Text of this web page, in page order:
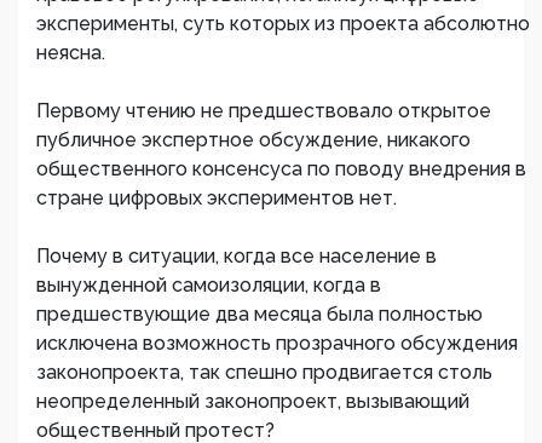
эксперименты, суть которых из проекта абсолютно
неясна.
Первому чтению не предшествовало открытое
публичное экспертное обсуждение, никакого
общественного консенсуса по поводу внедрения в
стране цифровых экспериментов нет.
Почему в ситуации, когда все население в
вынужденной самоизоляции, когда в
предшествующие два месяца была полностью
исключена возможность прозрачного обсуждения
законопроекта, так спешно продвигается столь
неопределенный законопроект, вызывающий
общественный протест?